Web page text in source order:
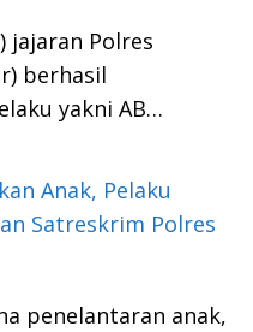
jajaran Polres
berhasil
yakni AB…
Anak, Pelaku
Satreskrim Polres
penelantaran anak,